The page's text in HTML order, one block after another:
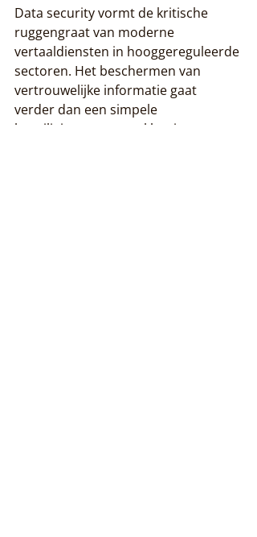
Data security vormt de kritische
ruggengraat van moderne
vertaaldiensten in hooggereguleerde
sectoren. Het beschermen van
vertrouwelijke informatie gaat
verder dan een simpele
beveiligingsmaatregel het is een